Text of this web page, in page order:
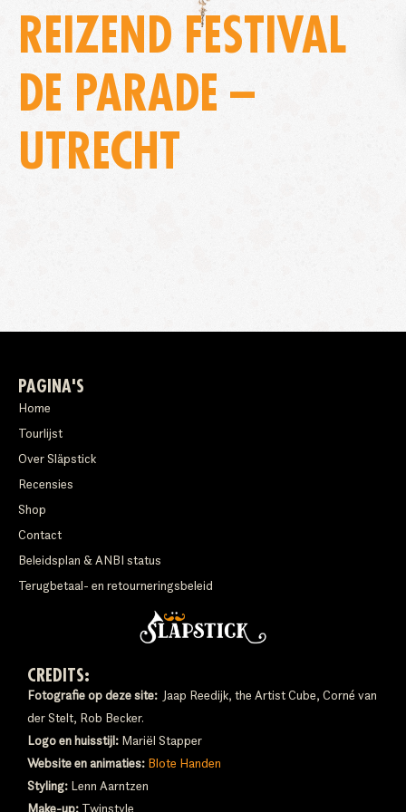
REIZEND FESTIVAL
DE PARADE –
UTRECHT
PAGINA'S
Home
Tourlijst
Over Släpstick
Recensies
Shop
Contact
Beleidsplan & ANBI status
Terugbetaal- en retourneringsbeleid
CREDITS:
Fotografie op deze site: Jaap Reedijk, the Artist Cube, Corné van
der Stelt, Rob Becker.
Logo en huisstijl: Mariël Stapper
Website en animaties: Blote Handen
Styling: Lenn Aarntzen
Make-up: Twinstyle